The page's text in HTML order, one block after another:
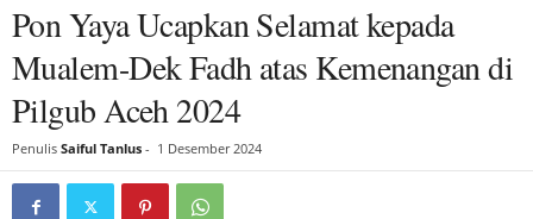
Pon Yaya Ucapkan Selamat kepada
Mualem-Dek Fadh atas Kemenangan di
Pilgub Aceh 2024
Penulis Saiful Tanlus - 1 Desember 2024